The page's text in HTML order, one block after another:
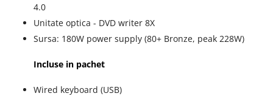
4.0
Unitate optica - DVD writer 8X
Sursa: 180W power supply (80+ Bronze, peak 228W)
Incluse in pachet
Wired keyboard (USB)